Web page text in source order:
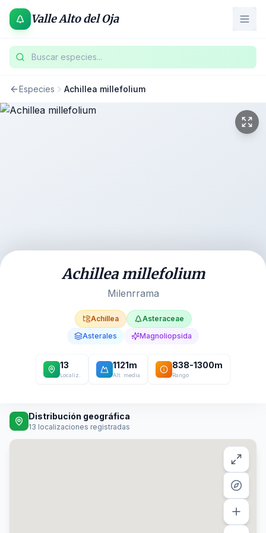
Valle Alto del Oja
Buscar especies...
Especies Achillea millefolium
Achillea millefolium
Milenrrama
Achillea
Asteraceae
Asterales
Magnoliopsida
13
Localiz.
1121m
Alt. media
838-1300m
Rango
Distribución geográfica
13 localizaciones registradas